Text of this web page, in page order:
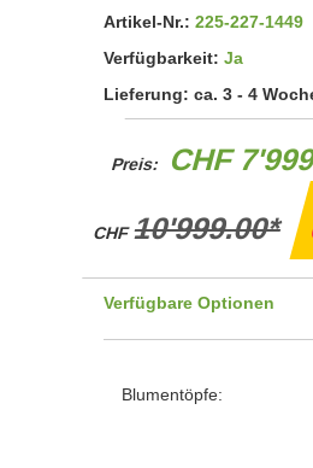
Artikel-Nr.:225-227-1449
Verfügbarkeit:Ja
Lieferung:ca. 3 - 4
Preis: CHF
CHF10'999.00*
Verfügbare Optionen
Blumentöpfe: